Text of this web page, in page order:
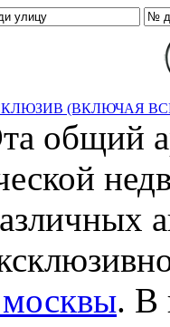
(ВКЛЮЧАЯ
общий
. В